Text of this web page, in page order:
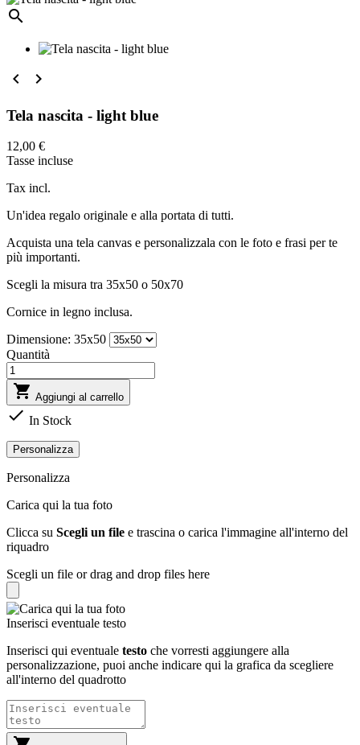
search
 
Tela nascita - light blue
12,00 €
Tasse incluse
Tax incl.
Un'idea regalo originale e alla portata di tutti.
Acquista una tela canvas e personalizzala con le foto e frasi per te
più importanti.
Scegli la misura tra 35x50 o 50x70
Cornice in legno inclusa.
Dimensione: 35x50
Quantità
 Aggiungi al carrello
 In Stock
Personalizza
Personalizza
Carica qui la tua foto
Clicca su Scegli un file e trascina o carica l'immagine all'interno del
riquadro
Scegli un file or drag and drop files here
Inserisci eventuale testo
Inserisci qui eventuale testo che vorresti aggiungere alla
personalizzazione, puoi anche indicare qui la grafica da scegliere
all'interno del quadrotto